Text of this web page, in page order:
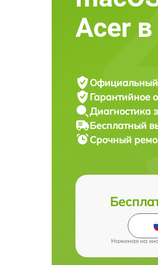
Acer
Официальный
Гарантийное
Диагностика
Бесплатный
Срочный
Нажимая на